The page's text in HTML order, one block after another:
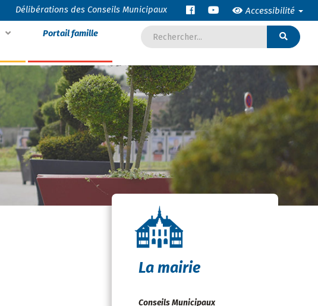
Délibérations des Conseils Municipaux Accessibilité
Portail famille
La mairie
Conseils Municipaux